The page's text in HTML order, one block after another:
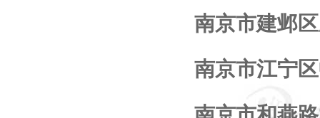
南京市建邺
南京市江宁